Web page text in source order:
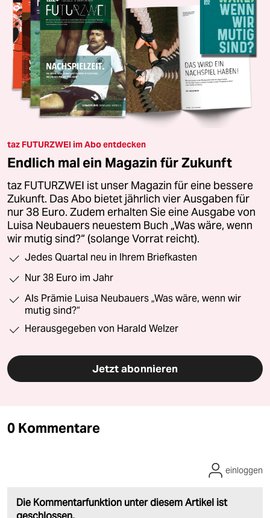
taz FUTURZWEI im Abo entdecken
Endlich mal ein Magazin für Zukunft
taz FUTURZWEI ist unser Magazin für eine bessere
Zukunft. Das Abo bietet jährlich vier Ausgaben für
nur 38 Euro. Zudem erhalten Sie eine Ausgabe von
Luisa Neubauers neuestem Buch „Was wäre, wenn
wir mutig sind?“ (solange Vorrat reicht).
Jedes Quartal neu in Ihrem Briefkasten
Nur 38 Euro im Jahr
Als Prämie Luisa Neubauers „Was wäre, wenn wir
mutig sind?“
Herausgegeben von Harald Welzer
Jetzt abonnieren
0 Kommentare
Die Kommentarfunktion unter diesem Artikel ist
einloggen